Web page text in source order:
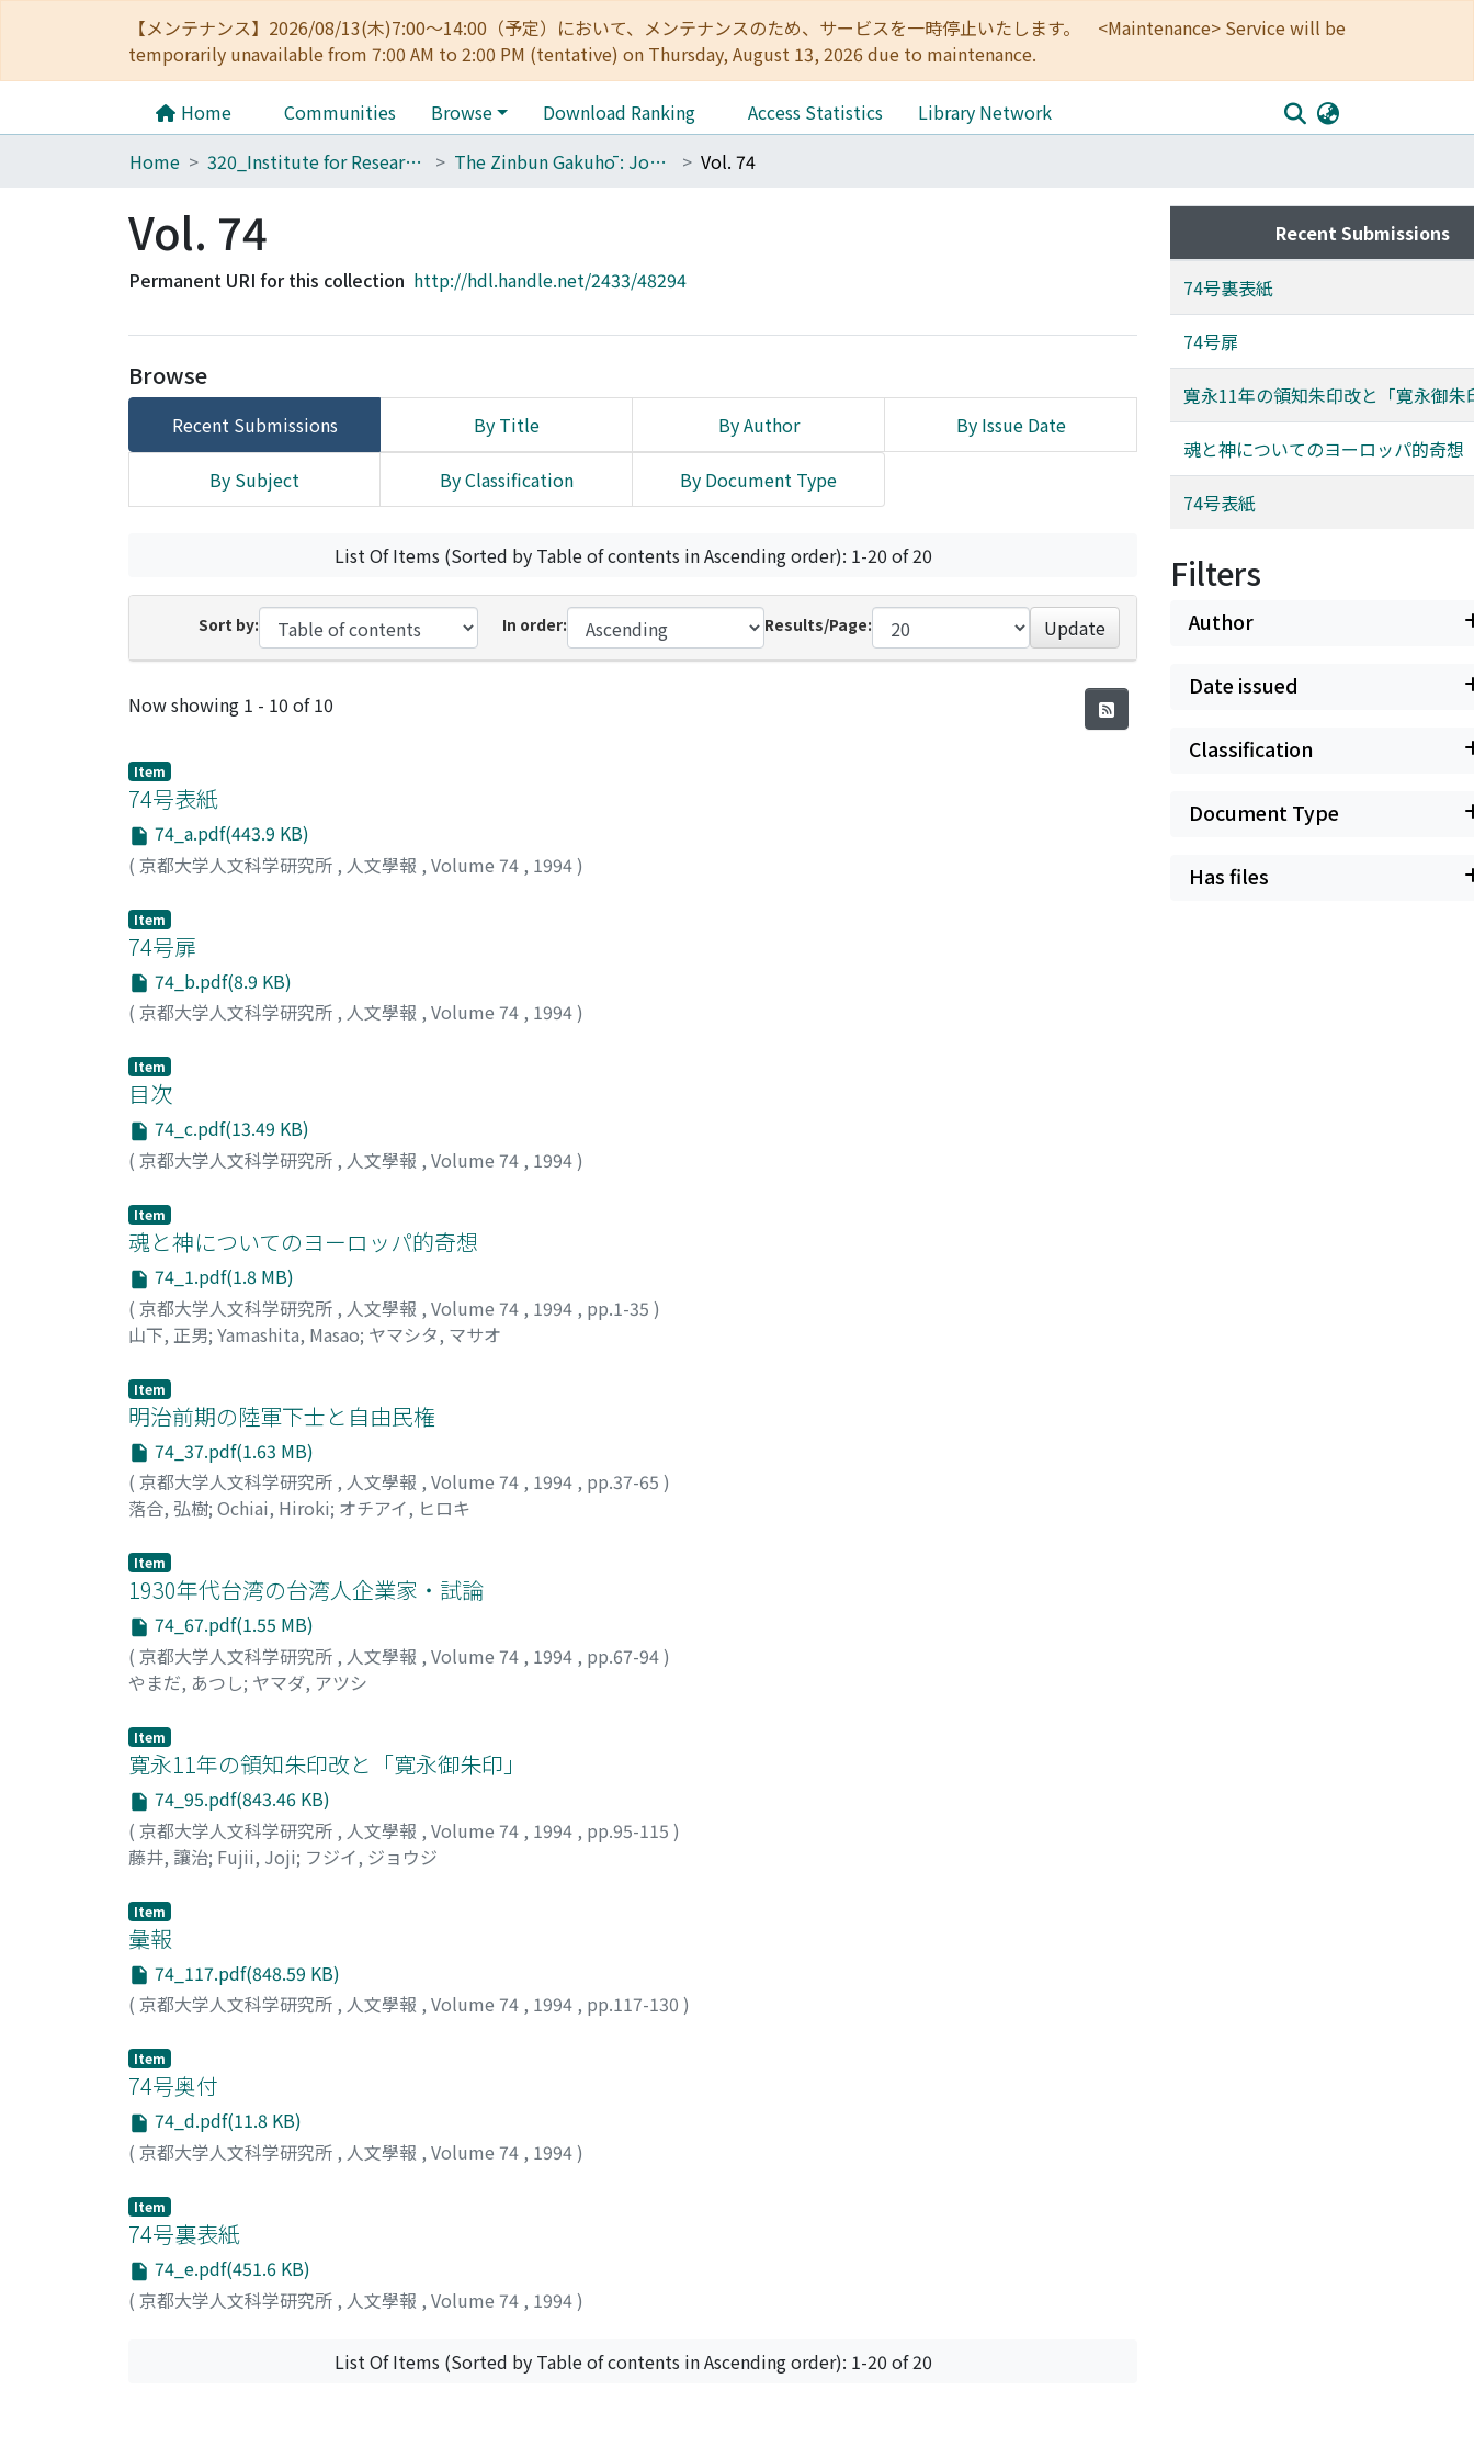
【メンテナンス】2026/08/13(木)7:00～14:00（予定）において、メンテナンスのため、サービスを一時停止いたします。 <Maintenance> Service will be
temporarily unavailable from 7:00 AM to 2:00 PM (tentative) on Thursday, August 13, 2026 due to maintenance.
Home Communities Browse Download Ranking Access Statistics
Library Network
Home
320_Institute for Research in Humanities The Zinbun Gakuhō : Journal of Humanities Vol. 74
Vol. 74
Permanent URI for this collection http://hdl.handle.net/2433/48294
Browse
Recent Submissions By Title By Author By Issue Date
By Subject By Classification By Document Type
List Of Items (Sorted by Table of contents in Ascending order): 1-20 of 20
Sort by: In order: Results/Page: Update
Recent Submissions
Now showing 1 - 10 of 10
Item
74号表紙
74_a.pdf(443.9 KB)
( 京都大学人文科学研究所 , 人文學報 , Volume 74 , 1994)
Item
74号扉
74_b.pdf(8.9 KB)
( 京都大学人文科学研究所 , 人文學報 , Volume 74 , 1994)
Item
目次
74_c.pdf(13.49 KB)
( 京都大学人文科学研究所 , 人文學報 , Volume 74 , 1994)
Item
魂と神についてのヨーロッパ的奇想
74_1.pdf(1.8 MB)
( 京都大学人文科学研究所 , 人文學報 , Volume 74 , 1994 , pp.1-35 )
山下, 正男; Yamashita, Masao; ヤマシタ, マサオ
Item
明治前期の陸軍下士と自由民権
74_37.pdf(1.63 MB)
( 京都大学人文科学研究所 , 人文學報 , Volume 74 , 1994 , pp.37-65 )
落合, 弘樹; Ochiai, Hiroki; オチアイ, ヒロキ
Item
1930年代台湾の台湾人企業家・試論
74_67.pdf(1.55 MB)
( 京都大学人文科学研究所 , 人文學報 , Volume 74 , 1994 , pp.67-94)
やまだ, あつし; ヤマダ, アツシ
Item
寛永11年の領知朱印改と「寛永御朱印」
74_95.pdf(843.46 KB)
( 京都大学人文科学研究所 , 人文學報 , Volume 74 , 1994 , pp.95-115 )
藤井, 讓治; Fujii, Joji; フジイ, ジョウジ
Item
彙報
74_117.pdf(848.59 KB)
( 京都大学人文科学研究所 , 人文學報 , Volume 74 , 1994 , pp.117-130 )
Item
74号奥付
74_d.pdf(11.8 KB)
( 京都大学人文科学研究所 , 人文學報 , Volume 74 , 1994)
Item
74号裏表紙
74_e.pdf(451.6 KB)
( 京都大学人文科学研究所 , 人文學報 , Volume 74 , 1994)
List Of Items (Sorted by Table of contents in Ascending order): 1-20 of 20
Recent Submissions
74号裏表紙
74号扉
寛永11年の領知朱印改と「寛永御朱
魂と神についてのヨーロッパ的奇想
74号表紙
Filters
Author
Date issued
Classification
Document Type
Has files